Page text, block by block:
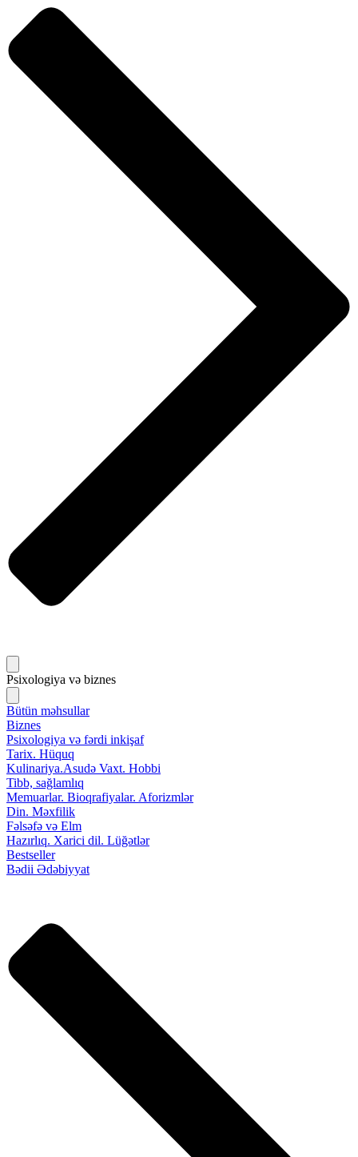
Psixologiya və biznes
Bütün məhsullar
Biznes
Psixologiya və fərdi inkişaf
Tarix. Hüquq
Kulinariya.Asudə Vaxt. Hobbi
Tibb, sağlamlıq
Memuarlar. Bioqrafiyalar. Aforizmlər
Din. Məxfilik
Fəlsəfə və Elm
Hazırlıq. Xarici dil. Lüğətlər
Bestseller
Bədii Ədəbiyyat